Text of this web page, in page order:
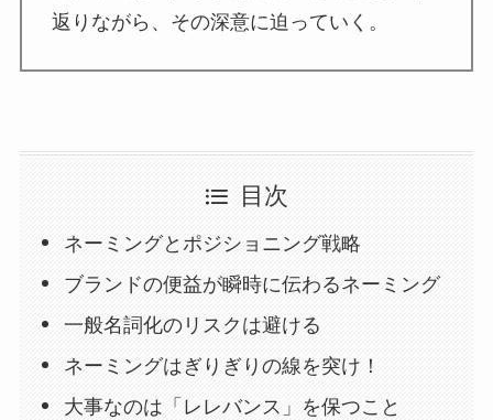
返りながら、その深意に迫っていく。
目次
ネーミングとポジショニング戦略
ブランドの便益が瞬時に伝わるネーミング
一般名詞化のリスクは避ける
ネーミングはぎりぎりの線を突け！
大事なのは「レレバンス」を保つこと